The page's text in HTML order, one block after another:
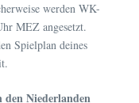
werden WK-
MEZ angesetzt.
Spielplan deines
den Niederlanden